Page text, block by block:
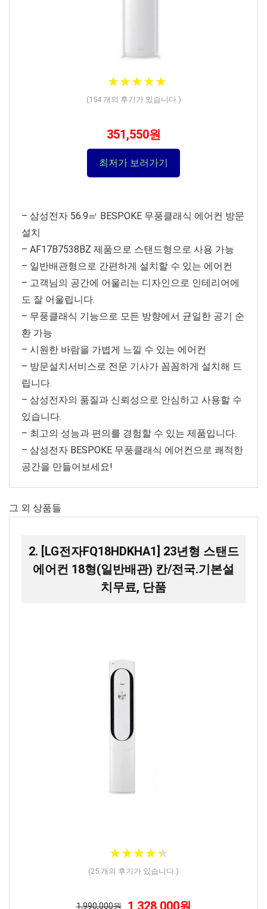
★★★★★
★★★★★
(154개의 후기가 있습니다.)
351,550원
최저가 보러가기
– 삼성전자 56.9㎡ BESPOKE 무풍클래식 에어컨 방문
설치
– AF17B7538BZ 제품으로 스탠드형으로 사용 가능
– 일반배관형으로 간편하게 설치할 수 있는 에어컨
– 고객님의 공간에 어울리는 디자인으로 인테리어에
도 잘 어울립니다.
– 무풍클래식 기능으로 모든 방향에서 균일한 공기 순
환 가능
– 시원한 바람을 가볍게 느낄 수 있는 에어컨
– 방문설치서비스로 전문 기사가 꼼꼼하게 설치해 드
립니다.
– 삼성전자의 품질과 신뢰성으로 안심하고 사용할 수
있습니다.
– 최고의 성능과 편의를 경험할 수 있는 제품입니다.
– 삼성전자 BESPOKE 무풍클래식 에어컨으로 쾌적한
공간을 만들어보세요!
그 외 상품들
2. [LG전자FQ18HDKHA1] 23년형 스탠드
에어컨 18형(일반배관) 칸/전국.기본설
치무료, 단품
★★★★★
★★★★★
(25 개의 후기가 있습니다.)
1,990,000원 1,328,000원